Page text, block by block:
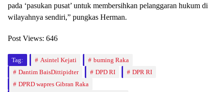
pada ‘pasukan pusat’ untuk membersihkan pelanggaran hukum di
wilayahnya sendiri,” pungkas Herman.
Post Views: 646
Tag: Asintel Kejati
buming Raka
Dantim BaisDittipidter
DPD RI
DPR RI
DPRD wapres Gibran Raka